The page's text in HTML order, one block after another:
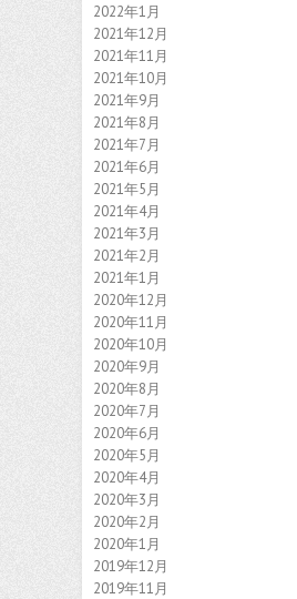
2022年1月
2021年12月
2021年11月
2021年10月
2021年9月
2021年8月
2021年7月
2021年6月
2021年5月
2021年4月
2021年3月
2021年2月
2021年1月
2020年12月
2020年11月
2020年10月
2020年9月
2020年8月
2020年7月
2020年6月
2020年5月
2020年4月
2020年3月
2020年2月
2020年1月
2019年12月
2019年11月